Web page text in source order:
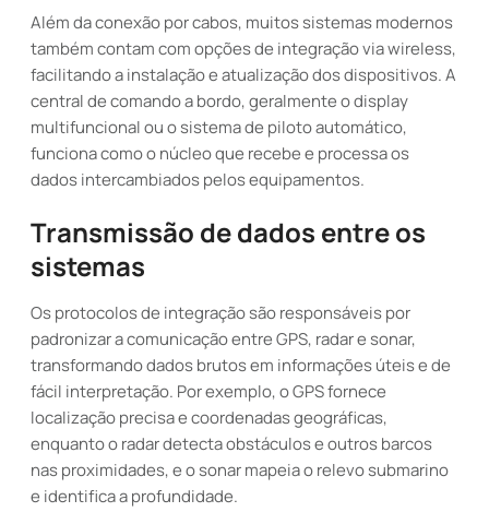
Além da conexão por cabos, muitos sistemas modernos
também contam com opções de integração via wireless,
facilitando a instalação e atualização dos dispositivos. A
central de comando a bordo, geralmente o display
multifuncional ou o sistema de piloto automático,
funciona como o núcleo que recebe e processa os
dados intercambiados pelos equipamentos.
Transmissão de dados entre os
sistemas
Os protocolos de integração são responsáveis por
padronizar a comunicação entre GPS, radar e sonar,
transformando dados brutos em informações úteis e de
fácil interpretação. Por exemplo, o GPS fornece
localização precisa e coordenadas geográficas,
enquanto o radar detecta obstáculos e outros barcos
nas proximidades, e o sonar mapeia o relevo submarino
e identifica a profundidade.